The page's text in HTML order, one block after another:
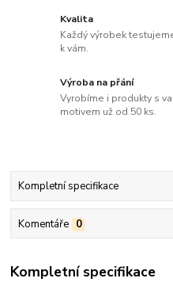
Kvalita
Každý výrobek
k vám.
Výroba na přání
Vyrobíme i produkty s
motivem už od 50 ks.
Kompletní specifikace
Komentáře 0
Kompletní specifikace